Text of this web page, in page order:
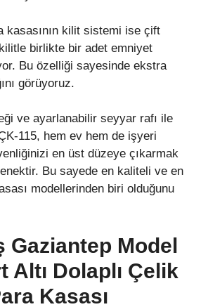
kasasının kilit sistemi ise çift
birlikte bir adet emniyet
Bu özelliği sayesinde ekstra
görüyoruz.
ve ayarlanabilir seyyar rafı ile
115, hem ev hem de işyeri
en üst düzeye çıkarmak
Bu sayede en kaliteli ve en
modellerinden biri olduğunu
Gaziantep Model
Altı Dolaplı Çelik
Kasası